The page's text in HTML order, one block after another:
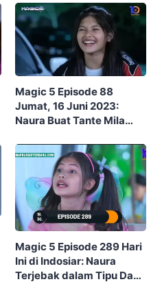
Perasaan nya Pada Miss
Salma
Magic 5 Episode 88
Jumat, 16 Juni 2023:
Naura Buat Tante Mila
Magic 5 Episode 289 Hari
Ini di Indosiar: Naura
Terjebak dalam Tipu Daya